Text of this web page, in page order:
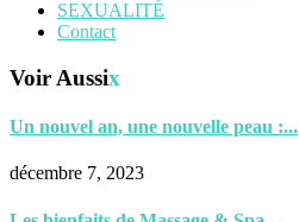
SEXUALITÉ
Contact
Voir Aussix
Un nouvel an, une nouvelle peau :...
décembre 7, 2023